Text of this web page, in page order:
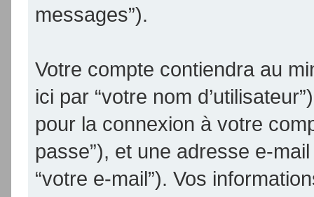
messages”).
Votre compte contiendra au
ici par “votre nom
pour la connexion à votre
passe”), et une adresse e-
“votre e-mail”). Vos